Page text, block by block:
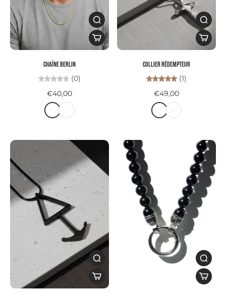
Chaîne BERLIN
(0)
€40,00
Collier RÉDEMPTEUR
(1)
€49,00